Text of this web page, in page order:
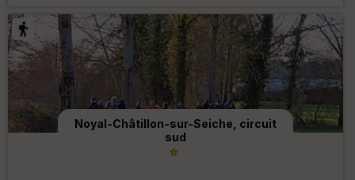
Noyal-Châtillon-sur-Seiche, circuit
sud